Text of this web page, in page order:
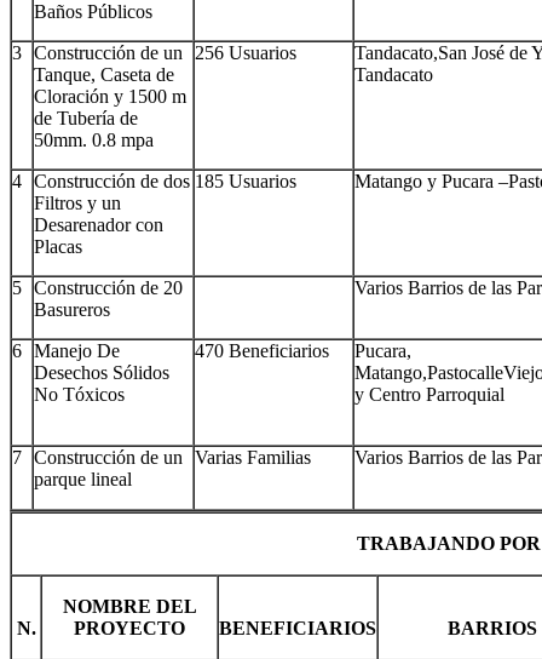
Baños Públicos
3 Construcción de un
Tanque, Caseta de
Cloración y 1500 m
de Tubería de
50mm. 0.8 mpa
256 Usuarios
Tandacato,San José de
Tandacato
4 Construcción de dos
Filtros y un
Desarenador con
Placas
185 Usuarios Matango y Pucara
5 Construcción de 20
Basureros
Varios Barrios de las
6 Manejo De
Desechos Sólidos
No Tóxicos
470 Beneficiarios
Pucara,
y Centro Parroquial
7 Construcción de un
parque lineal
Varias Familias Varios Barrios de las
TRABAJANDO
N.
NOMBRE DEL
PROYECTO
BENEFICIARIOS BARRIOS